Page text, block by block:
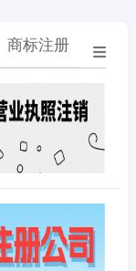
商标注册 专利